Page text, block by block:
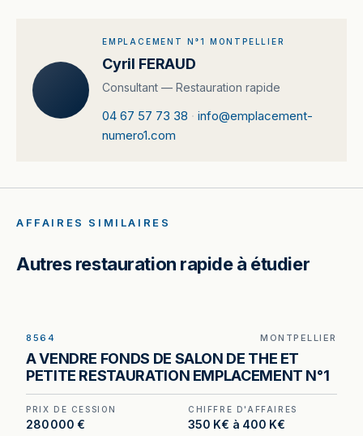
EMPLACEMENT N°1 MONTPELLIER
Cyril FERAUD
Consultant — Restauration rapide
04 67 57 73 38 · info@emplacement-
numero1.com
AFFAIRES SIMILAIRES
Autres restauration rapide à étudier
3 % du chiffre d'affaires hors taxes, en plein
cœur de ville.
8564 MONTPELLIER
A VENDRE FONDS DE SALON DE THE ET
PETITE RESTAURATION EMPLACEMENT N°1
PRIX DE CESSION
280 000 €
CHIFFRE D'AFFAIRES
350 K€ à 400 K€